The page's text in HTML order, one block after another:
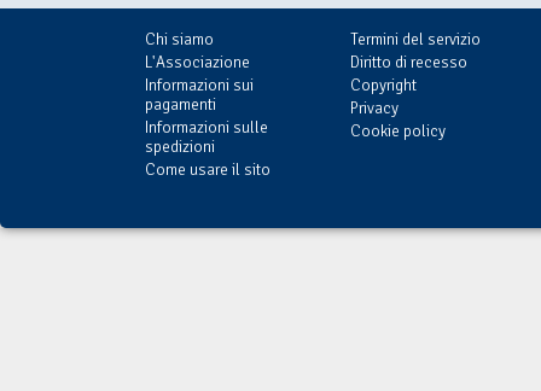
Chi siamo
L'Associazione
Informazioni sui
pagamenti
Informazioni sulle
spedizioni
Come usare il sito
Termini del servizio
Diritto di recesso
Copyright
Privacy
Cookie policy